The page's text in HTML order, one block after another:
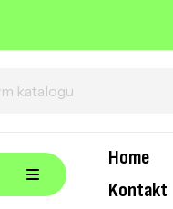
Home
Kontakt